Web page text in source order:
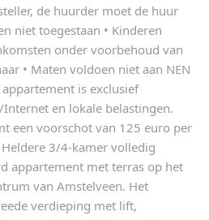
de huurder moet de huur
niet toegestaan • Kinderen
onder voorbehoud van
• Maten voldoen niet aan NEN
is exclusief
Internet en lokale belastingen.
een voorschot van 125 euro per
3/4-kamer volledig
appartement met terras op het
van Amstelveen. Het
verdieping met lift,